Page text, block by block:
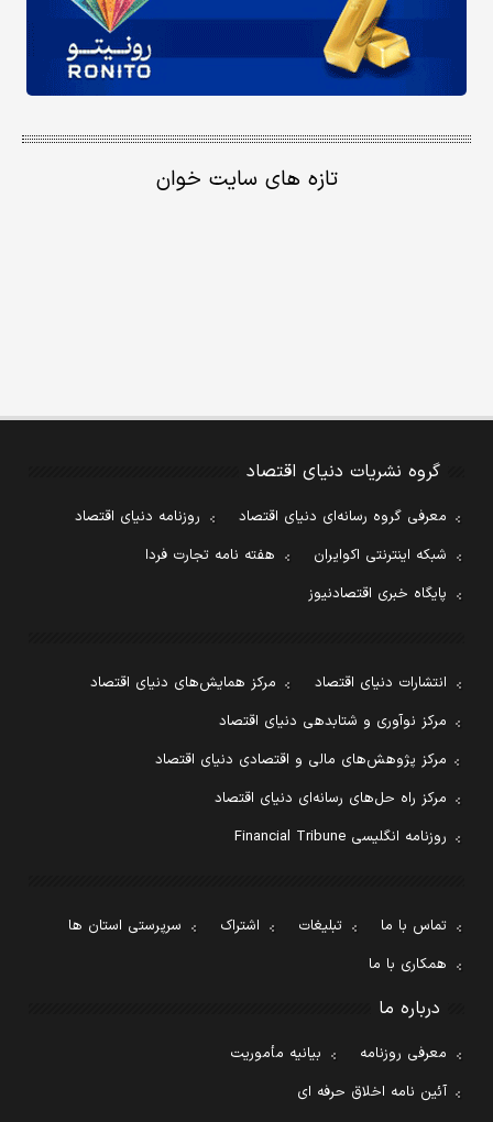
تازه های سایت خوان
گروه نشریات دنیای اقتصاد
معرفی گروه رسانه‌ای دنیای اقتصاد
روزنامه دنیای اقتصاد
شبکه اینترنتی اکوایران
هفته نامه تجارت فردا
پایگاه خبری اقتصادنیوز
انتشارات دنیای اقتصاد
مرکز همایش‌های دنیای اقتصاد
مرکز نوآوری و شتابدهی دنیای اقتصاد
مرکز پژوهش‌های مالی و اقتصادی دنیای اقتصاد
مرکز راه حل‌های رسانه‌ای دنیای اقتصاد
روزنامه انگلیسی Financial Tribune
تماس با ما تبلیغات اشتراک
سرپرستی استان ها
همکاری با ما
درباره ما
معرفی روزنامه
بیانیه مأموریت
آئین نامه اخلاق حرفه ای